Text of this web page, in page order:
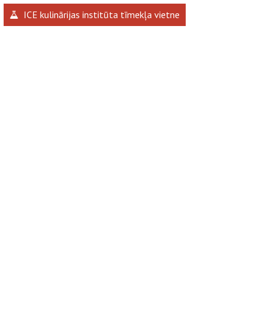
ICE kulinārijas institūta tīmekļa vietne